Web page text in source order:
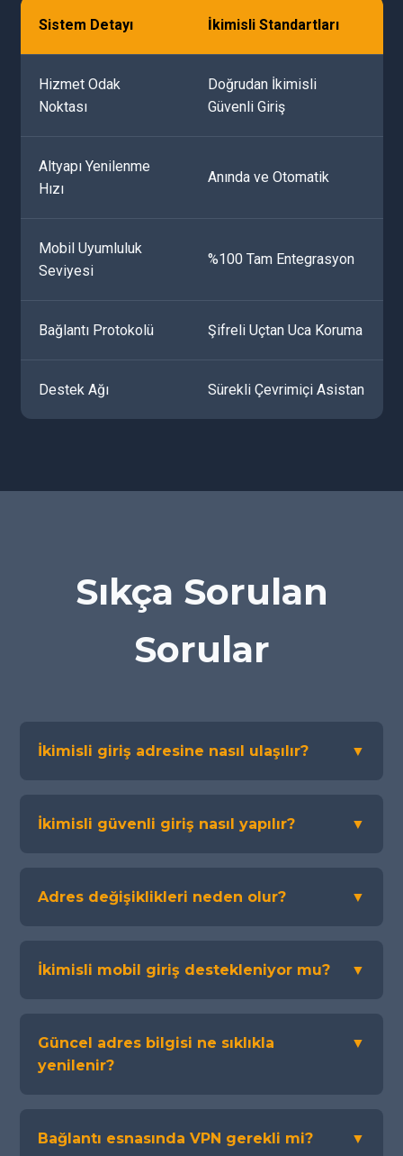
Sistem Detayı İkimisli Standartları
Hizmet Odak
Noktası
Doğrudan İkimisli
Güvenli Giriş
Altyapı Yenilenme
Hızı
Anında ve Otomatik
Mobil Uyumluluk
Seviyesi
%100 Tam Entegrasyon
Bağlantı Protokolü Şifreli Uçtan Uca Koruma
Destek Ağı Sürekli Çevrimiçi Asistan
Sıkça Sorulan
Sorular
İkimisli giriş adresine nasıl ulaşılır? ▼
İkimisli güvenli giriş nasıl yapılır? ▼
Adres değişiklikleri neden olur? ▼
İkimisli mobil giriş destekleniyor mu? ▼
Güncel adres bilgisi ne sıklıkla
yenilenir?
▼
Bağlantı esnasında VPN gerekli mi? ▼